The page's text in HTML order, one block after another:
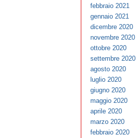
febbraio 2021
gennaio 2021
dicembre 2020
novembre 2020
ottobre 2020
settembre 2020
agosto 2020
luglio 2020
giugno 2020
maggio 2020
aprile 2020
marzo 2020
febbraio 2020